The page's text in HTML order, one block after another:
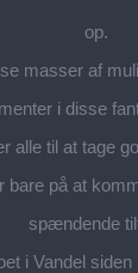
op.
masser af
i disse
alle til at tage
bare på at
spændende
i Vandel